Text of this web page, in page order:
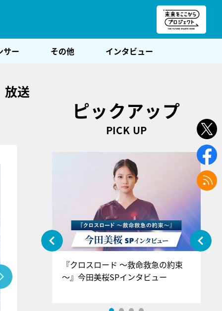
サー その他 インタビュー
放送
ピックアップ
PICK UP
』＝LOV
インタ
『クロスロード ～救命救急の約束
～』今田美桜SPインタビュー